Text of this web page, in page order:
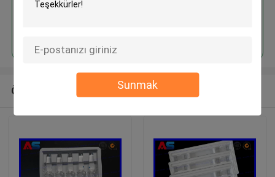
Sunmak
Önerilen Ürünler